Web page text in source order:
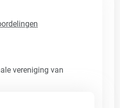
vereniging van